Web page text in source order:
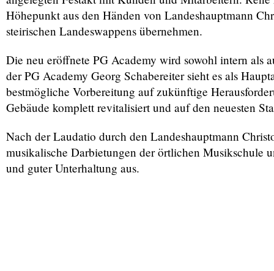
Höhepunkt aus den Händen von Landeshauptmann
steirischen Landeswappens übernehmen.
Die neu eröffnete PG Academy wird sowohl intern als
der PG Academy Georg Schabereiter sieht es als
bestmögliche Vorbereitung auf zukünftige
Gebäude komplett revitalisiert und auf den neuesten
Nach der Laudatio durch den Landeshauptmann
musikalische Darbietungen der örtlichen
und guter Unterhaltung aus.